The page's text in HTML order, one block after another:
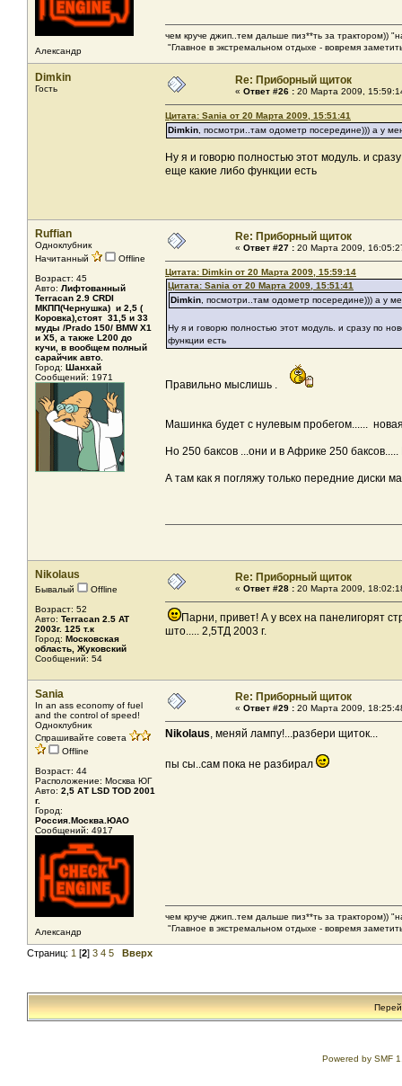
Александр
чем круче джип..тем дальше пиз**ть за трактором))
"Главное в экстремальном отдыхе - вовремя
Dimkin
Гость
Re: Приборный щиток
« Ответ #26 : 20 Марта 2009,
Цитата: Sania от 20 Марта 2009, 15:51:41
Dimkin, посмотри..там одометр посередине))) а у
Ну я и говорю полностью этот модуль. и
еще какие либо функции есть
Ruffian
Одноклубник
Начитанный
Offline
Возраст: 45
Авто: Лифтованный
Terracan 2.9 CRDI
МКПП(Чернушка) и 2,5 (
Коровка),стоят 31,5 и 33
муды /Prado 150/ BMW X1
и X5, а также L200 до
кучи, в вообщем полный
сарайчик авто.
Город: Шанхай
Сообщений: 1971
Re: Приборный щиток
« Ответ #27 : 20 Марта 2009,
Цитата: Dimkin от 20 Марта 2009, 15:59:14
Цитата: Sania от 20 Марта 2009, 15:51:41
Dimkin, посмотри..там одометр посередине))) а у
Ну я и говорю полностью этот модуль. и сразу по
функции есть
Правильно мыслишь .
Машинка будет с нулевым пробегом......
Но 250 баксов ...они и в Африке 250
А там как я погляжу только передние диски
Nikolaus
Бывалый
Offline
Возраст: 52
Авто: Terracan 2.5 AT
2003г. 125 т.к
Город: Московская
область, Жуковский
Сообщений: 54
Re: Приборный щиток
« Ответ #28 : 20 Марта 2009,
Парни, привет! А у всех на панелигорят
што..... 2,5ТД 2003 г.
Sania
In an ass economy of fuel
and the control of speed!
Одноклубник
Спрашивайте совета
Offline
Возраст: 44
Расположение: Москва ЮГ
Авто: 2,5 АТ LSD TOD 2001
г.
Город:
Россия.Москва.ЮАО
Сообщений: 4917
Александр
Re: Приборный щиток
« Ответ #29 : 20 Марта 2009,
Nikolaus, меняй лампу!...разбери щиток...
пы сы..сам пока не разбирал
чем круче джип..тем дальше пиз**ть за трактором))
"Главное в экстремальном отдыхе - вовремя
Страниц: 1 [2] 3 4 5 Вверх
Powered by SMF